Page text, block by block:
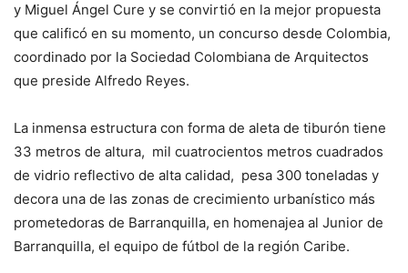
y Miguel Ángel Cure y se convirtió en la mejor propuesta
que calificó en su momento, un concurso desde Colombia,
coordinado por la Sociedad Colombiana de Arquitectos
que preside Alfredo Reyes.
La inmensa estructura con forma de aleta de tiburón tiene
33 metros de altura, mil cuatrocientos metros cuadrados
de vidrio reflectivo de alta calidad, pesa 300 toneladas y
decora una de las zonas de crecimiento urbanístico más
prometedoras de Barranquilla, en homenajea al Junior de
Barranquilla, el equipo de fútbol de la región Caribe.